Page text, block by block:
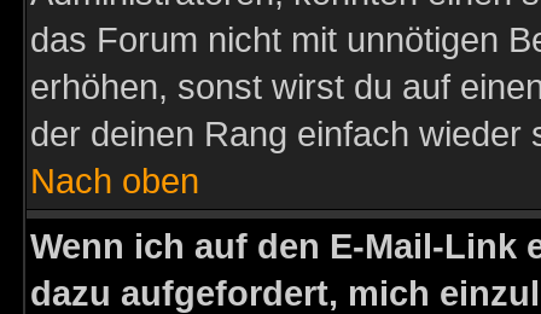
das Forum nicht mit unnötigen
erhöhen, sonst wirst du auf
der deinen Rang einfach wieder
Nach oben
Wenn ich auf den E-Mail-Link
dazu aufgefordert, mich